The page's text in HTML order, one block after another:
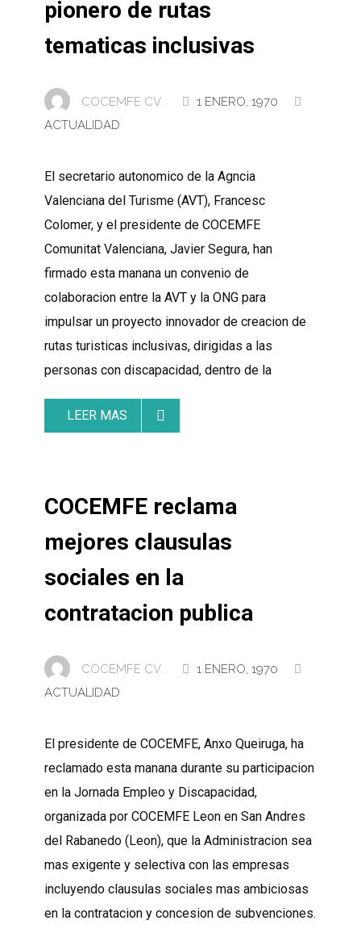
pionero de rutas
tematicas inclusivas
COCEMFE CV .
1 ENERO, 1970
ACTUALIDAD
El secretario autonomico de la Agncia
Valenciana del Turisme (AVT), Francesc
Colomer, y el presidente de COCEMFE
Comunitat Valenciana, Javier Segura, han
firmado esta manana un convenio de
colaboracion entre la AVT y la ONG para
impulsar un proyecto innovador de creacion de
rutas turisticas inclusivas, dirigidas a las
personas con discapacidad, dentro de la
LEER MAS
COCEMFE reclama
mejores clausulas
sociales en la
contratacion publica
COCEMFE CV .
1 ENERO, 1970
ACTUALIDAD
El presidente de COCEMFE, Anxo Queiruga, ha
reclamado esta manana durante su participacion
en la Jornada Empleo y Discapacidad,
organizada por COCEMFE Leon en San Andres
del Rabanedo (Leon), que la Administracion sea
mas exigente y selectiva con las empresas
incluyendo clausulas sociales mas ambiciosas
en la contratacion y concesion de subvenciones.